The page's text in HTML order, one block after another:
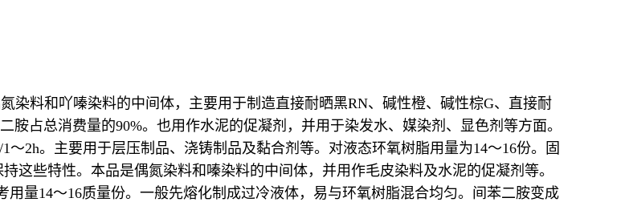
染料和吖嗪染料的中间体，主要用于制造直接耐晒黑RN、碱性橙、碱性棕G、直接耐
胺占总消费量的90%。也用作水泥的促凝剂，并用于染发水、媒染剂、显色剂等方面。
/1～2h。主要用于层压制品、浇铸制品及黏合剂等。对液态环氧树脂用量为14～16份。固
这些特性。本品是偶氮染料和嗪染料的中间体，并用作毛皮染料及水泥的促凝剂等。
用量14～16质量份。一般先熔化制成过冷液体，易与环氧树脂混合均匀。间苯二胺变成